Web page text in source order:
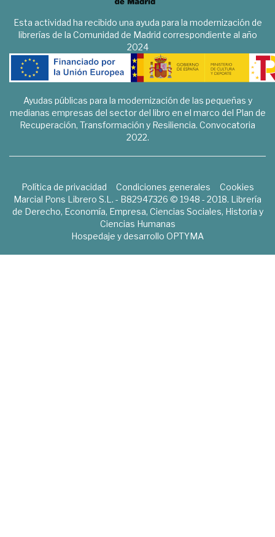
Esta actividad ha recibido una ayuda para la modernización de
librerías de la Comunidad de Madrid correspondiente al año
2024
Ayudas públicas para la modernización de las pequeñas y
medianas empresas del sector del libro en el marco del Plan de
Recuperación, Transformación y Resiliencia. Convocatoria
2022.
Política de privacidad Condiciones generales
Cookies
Marcial Pons Librero S.L. - B82947326 © 1948 - 2018. Librería
de Derecho, Economía, Empresa, Ciencias Sociales, Historia y
Ciencias Humanas
Hospedaje y desarrollo OPTYMA